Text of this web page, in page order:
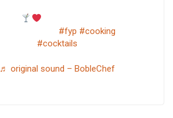
#fyp #cooking
#cocktails
♬ original sound – BobleChef